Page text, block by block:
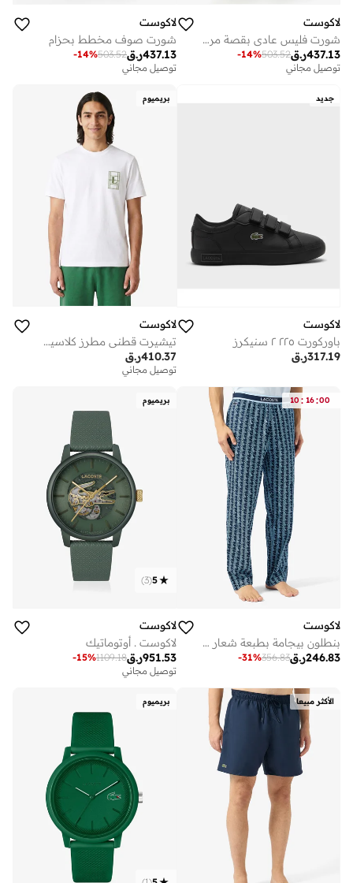
لاكوست
شورت فليس عادي بقصة مريحة ونقش بارز بدون وبر
ر.ق437.13
503.52
-14%
توصيل مجاني
لاكوست
شورت صوف مخطط بحزام
ر.ق437.13
503.52
-14%
توصيل مجاني
جديد
لاكوست
باوركورت ٢٢٥ ٢ سنيكرز
ر.ق317.19
بريميوم
لاكوست
تيشيرت قطني مطرز كلاسيكي
ر.ق410.37
توصيل مجاني
10 : 16:00
لاكوست
بنطلون بيجامة بطبعة شعار من البوبلين
ر.ق246.83
356.83
-31%
بريميوم
5
(
3
)
لاكوست
لاكوست . أوتوماتيك
ر.ق951.53
1109.18
-15%
توصيل مجاني
الأكثر مبيعا بريميوم